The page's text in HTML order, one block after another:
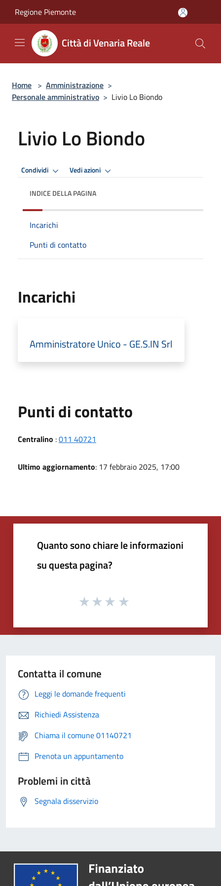
Regione Piemonte
Città di Venaria Reale
Home > Amministrazione >
Personale amministrativo > Livio Lo Biondo
Livio Lo Biondo
Condividi Vedi azioni
INDICE DELLA PAGINA
Incarichi
Punti di contatto
Incarichi
Amministratore Unico - GE.S.IN Srl
Punti di contatto
Centralino :011 40721
Ultimo aggiornamento: 17 febbraio 2025, 17:00
Quanto sono chiare le informazioni
su questa pagina?
Contatta il comune
Leggi le domande frequenti
Richiedi Assistenza
Chiama il comune 01140721
Prenota un appuntamento
Problemi in città
Segnala disservizio